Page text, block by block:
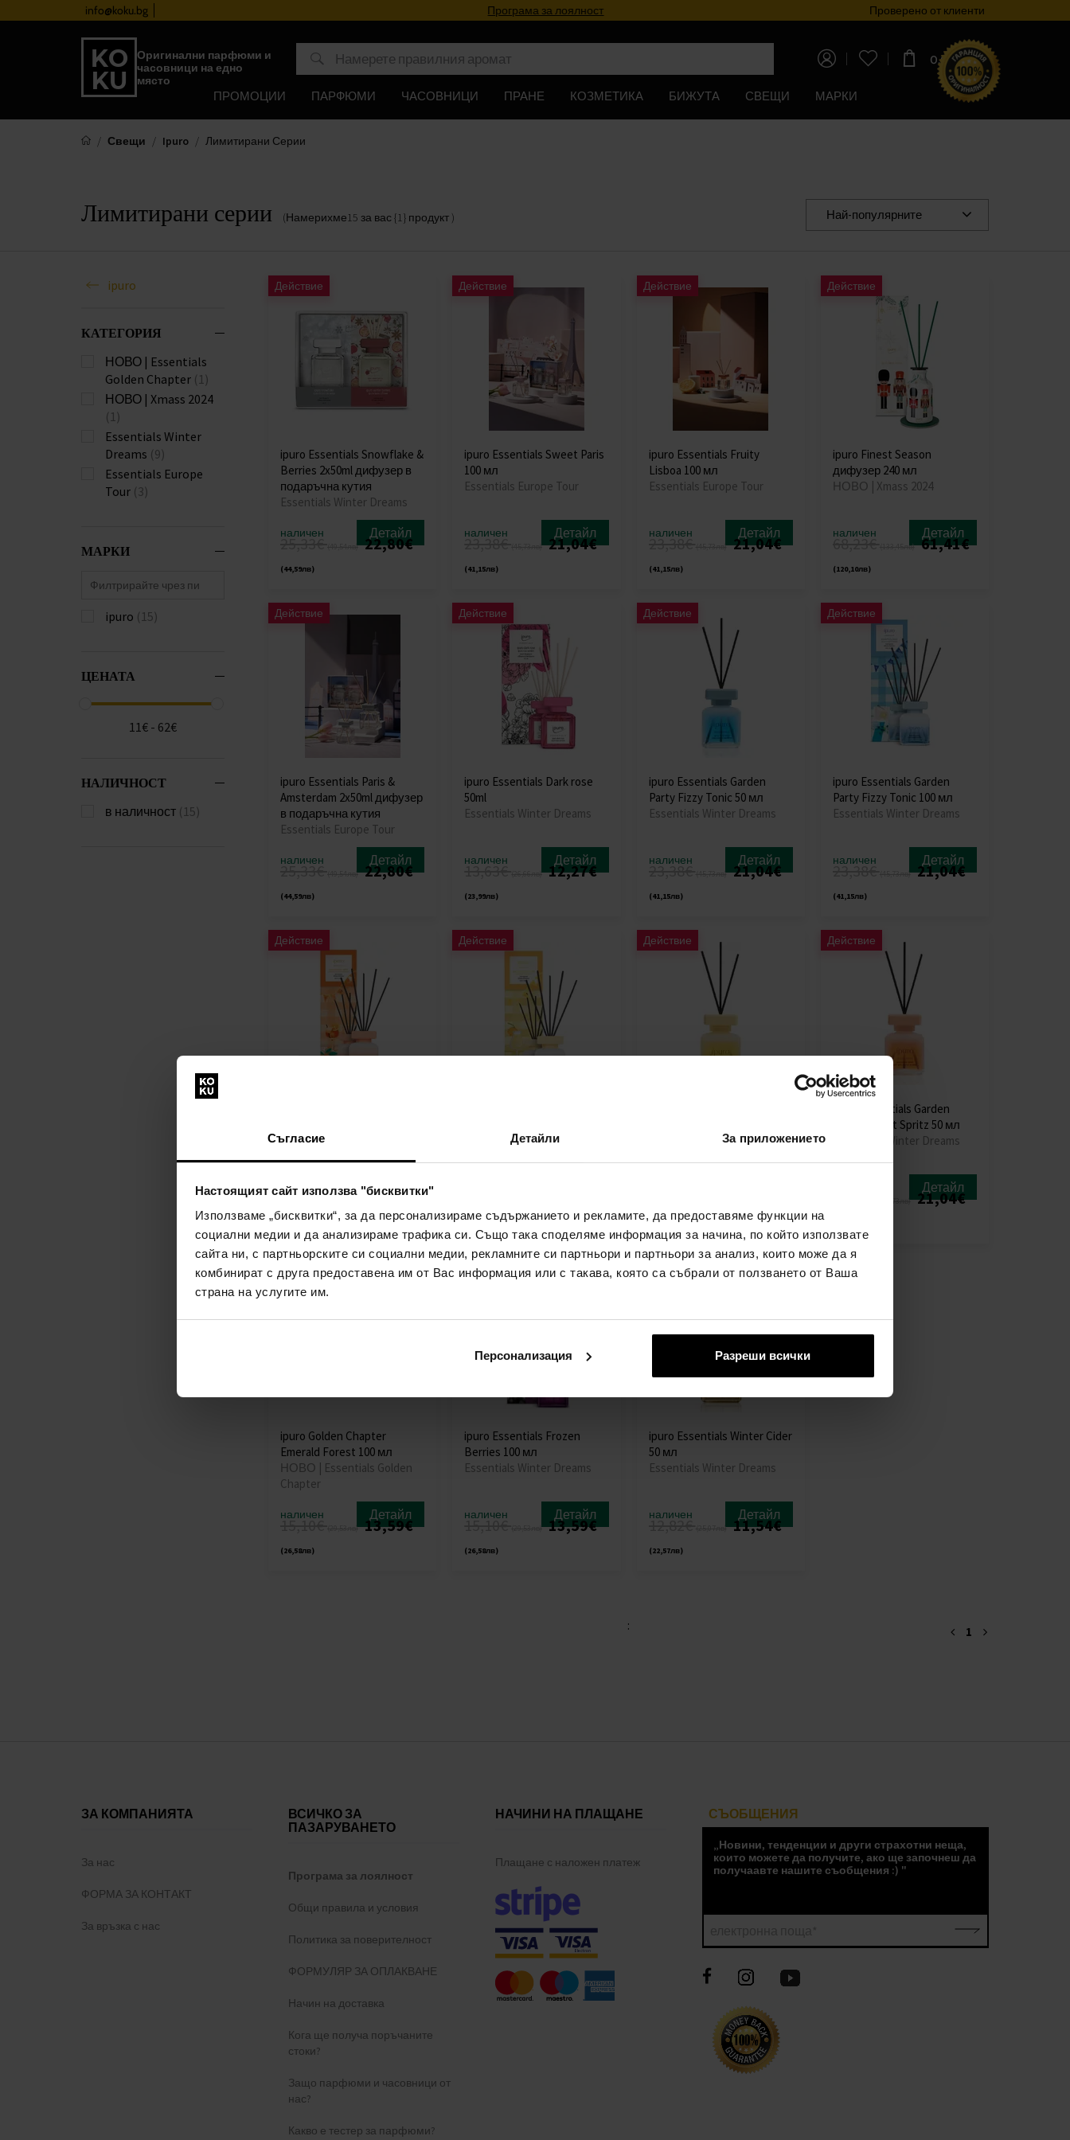
Съгласие Детайли За приложението
Настоящият сайт използва "бисквитки"
Използваме „бисквитки“, за да персонализираме съдържанието и рекламите, да предоставяме функции на
социални медии и да анализираме трафика си. Също така споделяме информация за начина, по който използвате
сайта ни, с партньорските си социални медии, рекламните си партньори и партньори за анализ, които може да я
комбинират с друга предоставена им от Вас информация или с такава, която са събрали от ползването от Ваша
страна на услугите им.
Персонализация Разреши всички
info@koku.bg Програма за лоялност Проверено от клиенти
Оригинални парфюми и
часовници на едно
място
0,00€ (0,00лв)
ПРОМОЦИИ ПАРФЮМИ ЧАСОВНИЦИ ПРАНЕ КОЗМЕТИКА БИЖУТА СВЕЩИ МАРКИ
Свещи Ipuro Лимитирани Серии
Лимитирани серии (Намерихме15 за вас{1} продукт ) Най-популярните
ipuro
КАТЕГОРИЯ
НОВО | Essentials
Golden Chapter (1)
НОВО | Xmass 2024
(1)
Essentials Winter
Dreams (9)
Essentials Europe
Tour (3)
МАРКИ
ipuro (15)
ЦЕНАТА
11€ - 62€
НАЛИЧНОСТ
в наличност (15)
Действие
ipuro Essentials Snowflake &
Berries 2x50ml дифузер в
подаръчна кутия
Essentials Winter Dreams
наличен Детайл
25,33€ (49,54лв) 22,80€
(44,59лв)
Действие
ipuro Essentials Sweet Paris
100 мл
Essentials Europe Tour
наличен Детайл
23,38€ (45,73лв) 21,04€
(41,15лв)
Действие
ipuro Essentials Fruity
Lisboa 100 мл
Essentials Europe Tour
наличен Детайл
23,38€ (45,73лв) 21,04€
(41,15лв)
Действие
ipuro Finest Season
дифузер 240 мл
НОВО | Xmass 2024
наличен Детайл
68,23€ (133,45лв) 61,41€
(120,10лв)
Действие
ipuro Essentials Paris &
Amsterdam 2x50ml дифузер
в подаръчна кутия
Essentials Europe Tour
наличен Детайл
25,33€ (49,54лв) 22,80€
(44,59лв)
Действие
ipuro Essentials Dark rose
50ml
Essentials Winter Dreams
наличен Детайл
13,63€ (26,66лв) 12,27€
(23,99лв)
Действие
ipuro Essentials Garden
Party Fizzy Tonic 50 мл
Essentials Winter Dreams
наличен Детайл
23,38€ (45,73лв) 21,04€
(41,15лв)
Действие
ipuro Essentials Garden
Party Fizzy Tonic 100 мл
Essentials Winter Dreams
наличен Детайл
23,38€ (45,73лв) 21,04€
(41,15лв)
Действие
Лимитирани серии
наличен Детайл
23,38€ 21,04€
(41,15лв)
Действие
(41,15лв)
Действие
Essentials Winter Dreams
(41,15лв)
Действие
ipuro Essentials Garden
Party Sunset Spritz 50 мл
Essentials Winter Dreams
Детайл
(45,73лв) 21,04€
ipuro Golden Chapter
Emerald Forest 100 мл
НОВО | Essentials Golden
Chapter
наличен Детайл
15,10€ (29,53лв) 13,59€
(26,58лв)
Действие
ipuro Essentials Frozen
Berries 100 мл
Essentials Winter Dreams
наличен Детайл
15,10€ (29,53лв) 13,59€
(26,58лв)
Действие
ipuro Essentials Winter Cider
50 мл
Essentials Winter Dreams
наличен Детайл
12,82€ (25,07лв) 11,54€
(22,57лв)
: 1
ЗА КОМПАНИЯТА
За нас
ФОРМА ЗА КОНТАКТ
За връзка с нас
ВСИЧКО ЗА
ПАЗАРУВАНЕТО
Програма за лоялност
Общи правила и условия
Политика за поверителност
ФОРМУЛЯР ЗА ОПЛАКВАНЕ
Начин на доставка
Кога ще получа поръчаните
стоки?
Защо парфюми и часовници от
нас?
Какво е тестер за парфюми?
НАЧИНИ НА ПЛАЩАНЕ
Плащане с наложен платеж
СЪОБЩЕНИЯ
„Новини, тенденции и други страхотни неща,
които можете да получите, ако ще започнеш да
получаавте нашите съобщения :) "